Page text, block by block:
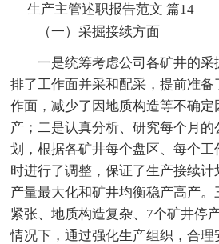
生产主管述职报告范文 篇14
（一）采掘接续方面
一是统筹考虑公司各矿井的
排了工作面并采和配采，提前准备
作面，减少了因地质构造等不确定
产；二是认真分析、研究每个月
划，根据各矿井每个盘区、每个工
时进行了调整，保证了生产接续计
产量最大化和矿井均衡稳产高产
紧张、地质构造复杂、7个矿井停
情况下，通过强化生产组织，合